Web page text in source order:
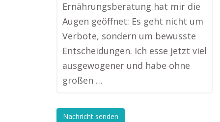
Ernährungsberatung hat mir die
Augen geöffnet: Es geht nicht um
Verbote, sondern um bewusste
Entscheidungen. Ich esse jetzt viel
ausgewogener und habe ohne
großen …
Nachricht senden